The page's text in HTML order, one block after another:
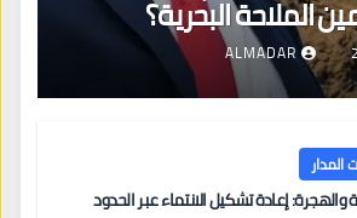
الملاحة البحرية؟
ALMADAR
المدار
والهجرة: إعادة تشكيل الانتماء عبر الحدود